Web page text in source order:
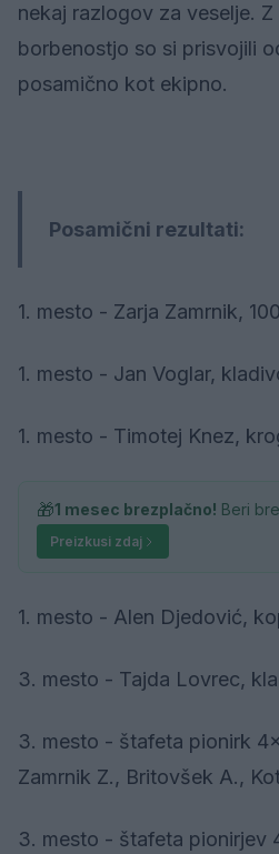
nekaj razlogov za veselje.
borbenostjo so si prisvojili
posamično kot ekipno.
Posamični rezultati:
1. mesto - Zarja Zamrnik,
1. mesto - Jan Voglar,
1. mesto - Timotej Knez,
🎁1 mesec brezplačno! Beri
Preizkusi zdaj
1. mesto - Alen Djedović,
3. mesto - Tajda Lovrec,
3. mesto - štafeta pionirk
Zamrnik Z., Britovšek A.,
3. mesto - štafeta pionirjev